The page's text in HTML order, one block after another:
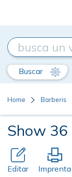
Buscar
Home Barberis
Show 36
Editar Imprenta